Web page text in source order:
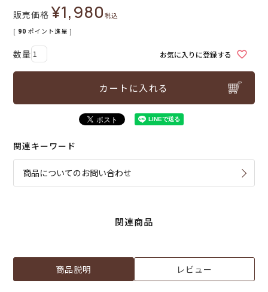
販売価格 ¥1,980税込
[ 90 ポイント進呈 ]
お気に入りに登録する
カートに入れる
関連キーワード
商品についてのお問い合わせ
関連商品
商品説明 レビュー